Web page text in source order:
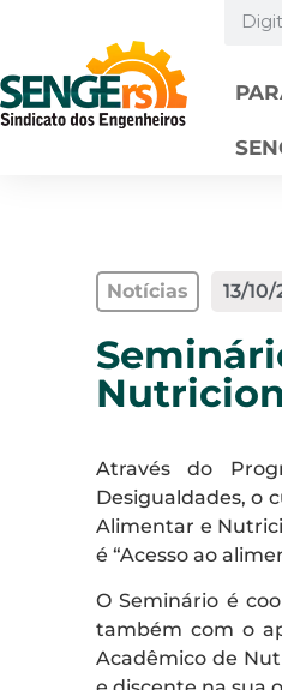
Notícias 13/10/
Através do
Desigualdades, o
Alimentar e
é “Acesso ao
O Seminário é
também com o
Acadêmico de